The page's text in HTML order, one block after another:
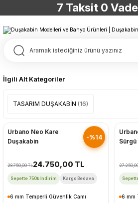
7 Taksit 0 Vade
TÜRKİYE’NİN HERYERİNE ÜCRETSİZ
TÜRKİYE’NİN HERYERİNE ÜCRETSİZ
İlgili Alt Kategoriler
TASARIM DUŞAKABİN (16)
-%14
Urbano Neo Kare
Duşakabin
28.750,00 TL24.750,00 TL
Sepette 750₺ İndirim Kargo Bedava
6 mm Temperli Güvenlik Camı
6 mm